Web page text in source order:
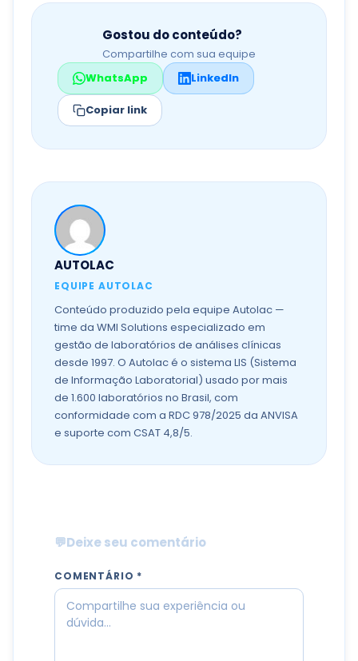
Gostou do conteúdo?
Compartilhe com sua equipe
WhatsApp
LinkedIn
Copiar link
AUTOLAC
EQUIPE AUTOLAC
Conteúdo produzido pela equipe Autolac —
time da WMI Solutions especializado em
gestão de laboratórios de análises clínicas
desde 1997. O Autolac é o sistema LIS (Sistema
de Informação Laboratorial) usado por mais
de 1.600 laboratórios no Brasil, com
conformidade com a RDC 978/2025 da ANVISA
e suporte com CSAT 4,8/5.
💬Deixe seu comentário
COMENTÁRIO *